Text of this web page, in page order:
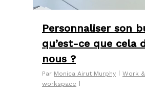
Personnaliser son
qu’est-ce que cela
nous ?
Par Monica Airut Murphy
Work
workspace